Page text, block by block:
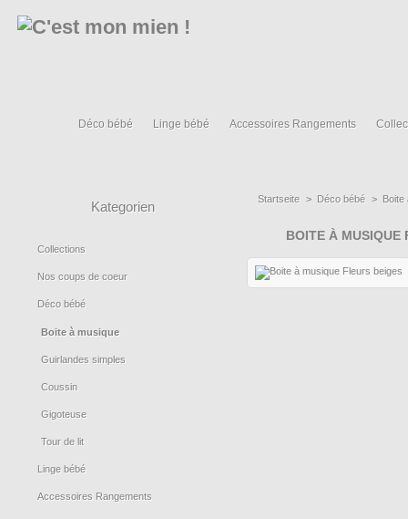
Déco bébé Linge bébé Accessoires Rangements
Kategorien
Collections
Nos coups de coeur
Déco bébé
Boite à musique
Guirlandes simples
Coussin
Gigoteuse
Tour de lit
Linge bébé
Accessoires Rangements
Startseite > Déco bébé > Boite
BOITE À MUSIQUE